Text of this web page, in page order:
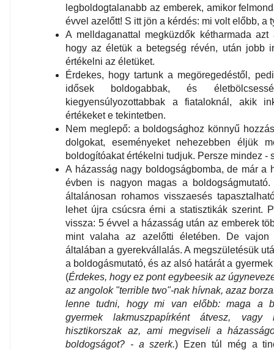
legboldogtalanabb az emberek, amikor
évvel azelőtt! S itt jön a kérdés: mi volt előbb, a
A melldaganattal megküzdők kétharmada
hogy az életük a betegség révén, után jobb
értékelni az életüket.
Érdekes, hogy tartunk a megöregedéstől,
idősek boldogabbak, és
kiegyensúlyozottabbak a fiataloknál, akik
értékeket e tekintetben.
Nem meglepő: a boldogsághoz könnyű
dolgokat, eseményeket nehezebben éljük
boldogítóakat értékelni tudjuk. Persze mindez -
A házasság nagy boldogságbomba, de már a
évben is nagyon magas a
általánosan rohamos visszaesés
lehet újra csúcsra érni a statisztikák szerint.
vissza: 5 évvel a házasság után az emberek
mint valaha az azelőtti életében. De
általában a gyerekvállalás. A megszületésük
a boldogásmutató, és az alsó határát a
(Érdekes, hogy ez pont egybeesik az
az angolok "terrible two"-nak hívnak, azaz
lenne tudni, hogy mi van előbb: maga a
gyermek lakmuszpapírként átvesz, vagy
hisztikorszak az, ami megviseli a
boldogságot? - a szerk.) Ezen túl még a